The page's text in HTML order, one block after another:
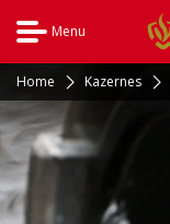
Menu
Home Kazernes